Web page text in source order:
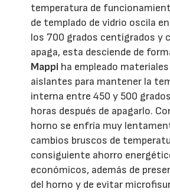
temperatura de
de templado de vidrio oscila
los 700 grados centígrados y
apaga, esta desciende de
Mappi ha empleado
aislantes para mantener la
interna entre 450 y 500
horas después de apagarlo.
horno se enfría muy
cambios bruscos de
consiguiente ahorro
económicos, además de
del horno y de evitar